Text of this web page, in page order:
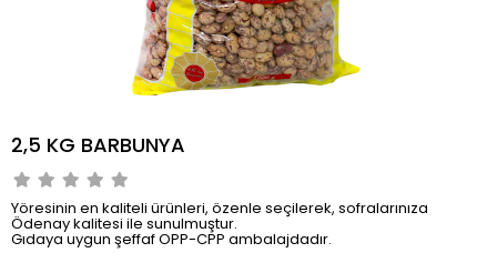
2,5 KG BARBUNYA
Yöresinin en kaliteli ürünleri, özenle seçilerek, sofralarınıza
Ödenay kalitesi ile sunulmuştur.
Gıdaya uygun şeffaf OPP-CPP ambalajdadır.